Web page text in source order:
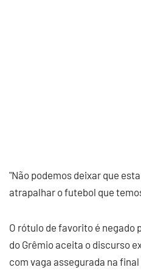
"Não podemos deixar que
atrapalhar o futebol que
O rótulo de favorito é
do Grêmio aceita o discurso
com vaga assegurada na